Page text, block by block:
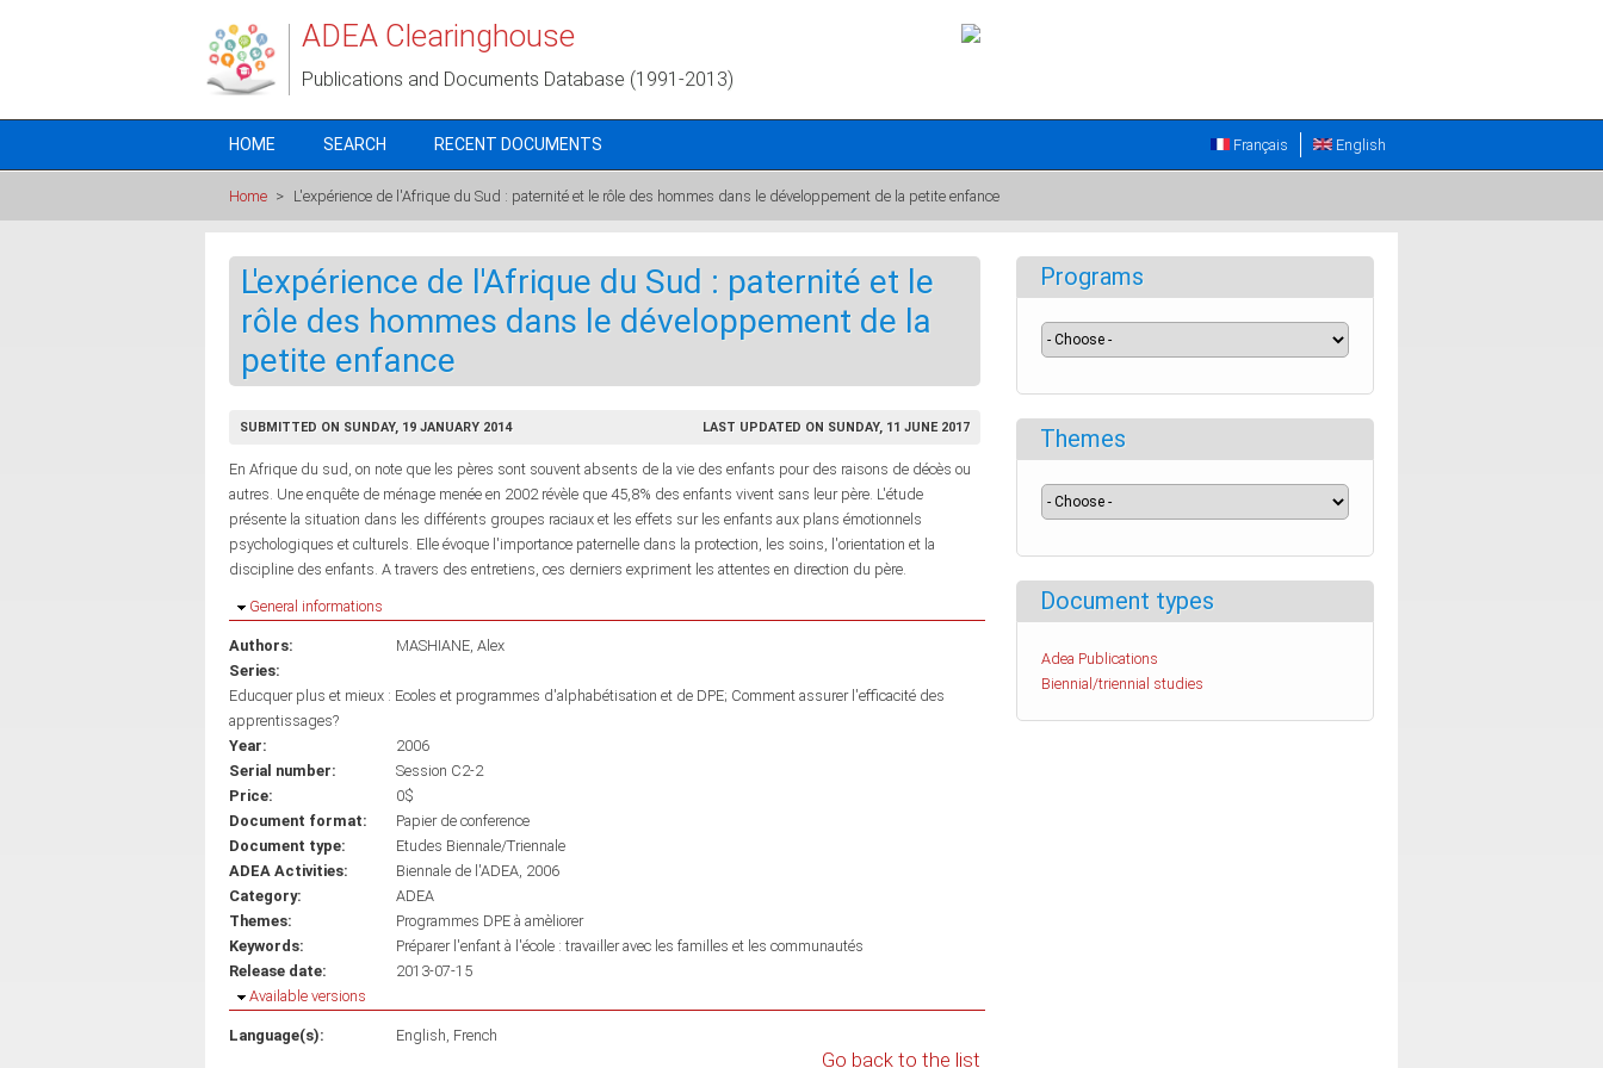
ADEA Clearinghouse
Publications and Documents Database (1991-2013)
HOME SEARCH RECENT DOCUMENTS English
Français
Home > L'expérience de l'Afrique du Sud : paternité et le rôle des hommes dans le développement de la petite enfance
L'expérience de l'Afrique du Sud : paternité et le
rôle des hommes dans le développement de la
petite enfance
SUBMITTED ON SUNDAY, 19 JANUARY 2014 LAST UPDATED ON SUNDAY, 11 JUNE 2017
En Afrique du sud, on note que les pères sont souvent absents de la vie des enfants pour des raisons de décès ou
autres. Une enquête de ménage menée en 2002 révèle que 45,8% des enfants vivent sans leur père. L'étude
présente la situation dans les différents groupes raciaux et les effets sur les enfants aux plans émotionnels
psychologiques et culturels. Elle évoque l'importance paternelle dans la protection, les soins, l'orientation et la
discipline des enfants. A travers des entretiens, ces derniers expriment les attentes en direction du père.
Hide
General informations
Authors:
MASHIANE, Alex
Series:
Educquer plus et mieux : Ecoles et programmes d'alphabétisation et de DPE; Comment assurer l'efficacité des
apprentissages?
Year:
2006
Serial number:
Session C2-2
Price:
0$
Document format:
Papier de conference
Document type:
Etudes Biennale/Triennale
ADEA Activities:
Biennale de l'ADEA, 2006
Category:
ADEA
Themes:
Programmes DPE à amèliorer
Keywords:
Préparer l'enfant à l'école : travailler avec les familles et les communautés
Release date:
2013-07-15
Hide
Available versions
Language(s): English French
Go back to the list
Programs
Themes
Document types
Adea Publications
Biennial/triennial studies